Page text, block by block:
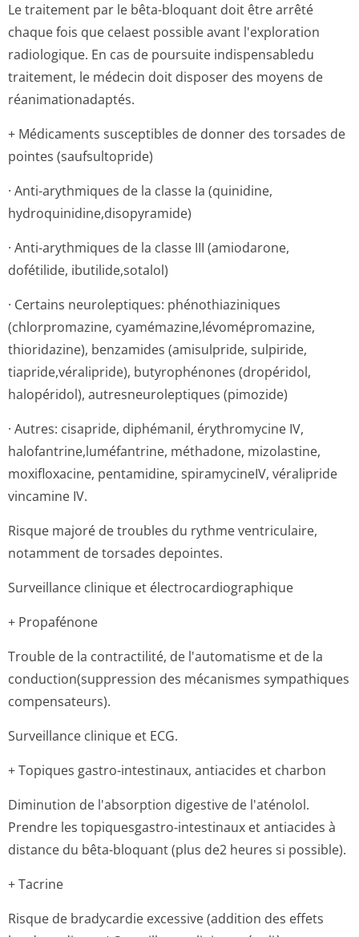
Le traitement par le bêta-bloquant doit être arrêté
chaque fois que celaest possible avant l'exploration
radiologique. En cas de poursuite indispensabledu
traitement, le médecin doit disposer des moyens de
réanimationadaptés.
+ Médicaments susceptibles de donner des torsades de
pointes (saufsultopride)
· Anti-arythmiques de la classe Ia (quinidine,
hydroquinidine,di­sopyramide)
· Anti-arythmiques de la classe III (amiodarone,
dofétilide, ibutilide,sotalol)
· Certains neuroleptiques: phénothiaziniques
(chlorpromazine, cyamémazine,lé­vomépromazine,
thioridazine), benzamides (amisulpride, sulpiride,
tiapride,véra­lipride), butyrophénones (dropéridol,
halopéridol), autresneurolep­tiques (pimozide)
· Autres: cisapride, diphémanil, érythromycine IV,
halofantrine,lu­méfantrine, méthadone, mizolastine,
moxifloxacine, pentamidine, spiramycineIV, véralipride
vincamine IV.
Risque majoré de troubles du rythme ventriculaire,
notamment de torsades depointes.
Surveillance clinique et électrocardio­graphique
+ Propafénone
Trouble de la contractilité, de l'automatisme et de la
conduction(sup­pression des mécanismes sympathiques
compensateurs).
Surveillance clinique et ECG.
+ Topiques gastro-intestinaux, antiacides et charbon
Diminution de l'absorption digestive de l'aténolol.
Prendre les topiquesgastro-intestinaux et antiacides à
distance du bêta-bloquant (plus de2 heures si possible).
+ Tacrine
Risque de bradycardie excessive (addition des effets